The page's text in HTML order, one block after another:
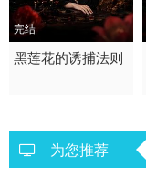
完结
2026 / 中国大陆 /
黑莲花的诱捕法则
为您推荐